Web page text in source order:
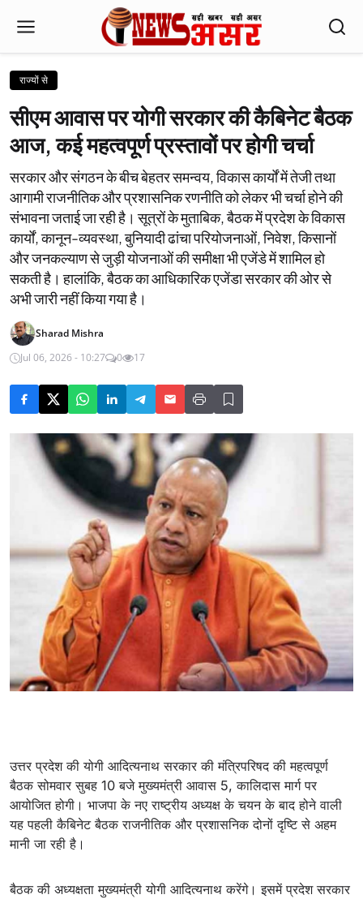
राज्यों से
सीएम आवास पर योगी सरकार की कैबिनेट बैठक
आज, कई महत्वपूर्ण प्रस्तावों पर होगी चर्चा
सरकार और संगठन के बीच बेहतर समन्वय, विकास कार्यों में तेजी तथा
आगामी राजनीतिक और प्रशासनिक रणनीति को लेकर भी चर्चा होने की
संभावना जताई जा रही है। सूत्रों के मुताबिक, बैठक में प्रदेश के विकास
कार्यों, कानून-व्यवस्था, बुनियादी ढांचा परियोजनाओं, निवेश, किसानों
और जनकल्याण से जुड़ी योजनाओं की समीक्षा भी एजेंडे में शामिल हो
सकती है। हालांकि, बैठक का आधिकारिक एजेंडा सरकार की ओर से
अभी जारी नहीं किया गया है।
Sharad Mishra
Jul 06, 2026 - 10:27
0 17
उत्तर प्रदेश की योगी आदित्यनाथ सरकार की मंत्रिपरिषद की महत्वपूर्ण
बैठक सोमवार सुबह 10 बजे मुख्यमंत्री आवास 5, कालिदास मार्ग पर
आयोजित होगी। भाजपा के नए राष्ट्रीय अध्यक्ष के चयन के बाद होने वाली
यह पहली कैबिनेट बैठक राजनीतिक और प्रशासनिक दोनों दृष्टि से अहम
मानी जा रही है।
बैठक की अध्यक्षता मुख्यमंत्री योगी आदित्यनाथ करेंगे। इसमें प्रदेश सरकार